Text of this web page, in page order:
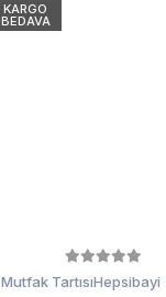
KARGO
BEDAVA
Mutfak TartısıHepsibayi